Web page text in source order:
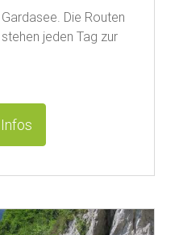
Die Routen
jeden Tag zur